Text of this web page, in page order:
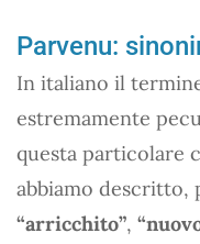
Parvenu:
In italiano il
estremamente
questa particolare
abbiamo descritto,
“arricchito”,